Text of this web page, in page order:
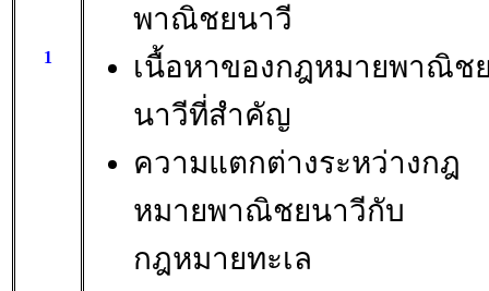
1
พาณิชยนาวี
เนื้อหาของกฎหมายพาณิช
นาวีที่สำคัญ
ความแตกต่างระหว่างกฎ
หมายพาณิชยนาวีกับ
กฎหมายทะเล